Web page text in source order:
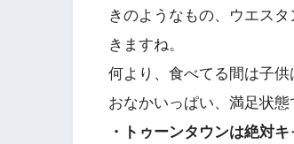
きのようなもの、ウエス
きますね。
何より、食べてる間は子供
おなかいっぱい、満足状態
・トゥーンタウンは絶対